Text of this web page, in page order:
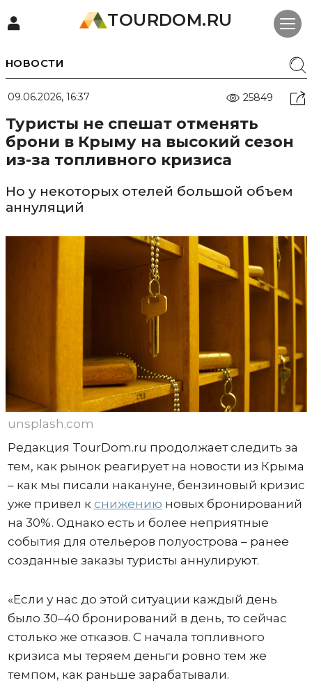
TOURDOM.RU
НОВОСТИ
09.06.2026, 16:37 25849
Туристы не спешат отменять
брони в Крыму на высокий сезон
из-за топливного кризиса
Но у некоторых отелей большой объем
аннуляций
unsplash.com
Редакция TourDom.ru продолжает следить за
тем, как рынок реагирует на новости из Крыма
– как мы писали накануне, бензиновый кризис
уже привел к снижению новых бронирований
на 30%. Однако есть и более неприятные
события для отельеров полуострова – ранее
созданные заказы туристы аннулируют.
«Если у нас до этой ситуации каждый день
было 30–40 бронирований в день, то сейчас
столько же отказов. С начала топливного
кризиса мы теряем деньги ровно тем же
темпом, как раньше зарабатывали.